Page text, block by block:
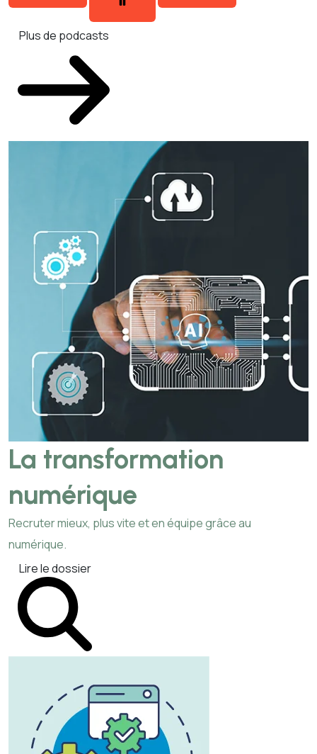
Plus de podcasts
La transformation
numérique
Recruter mieux, plus vite et en équipe grâce au
numérique.
Lire le dossier